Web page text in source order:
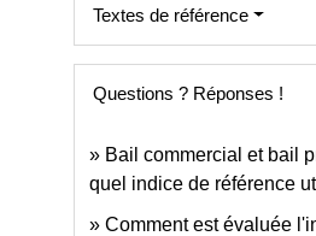
Textes de référence
Questions ? Réponses !
Bail commercial et bail
quel indice de référence
Comment est évaluée